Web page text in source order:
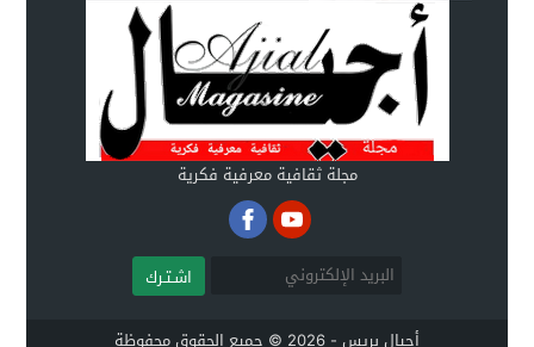
مجلة ثقافية معرفية فكرية
اشـتـرك
أجيال بريس - 2026 © جميع الحقوق محفوظة